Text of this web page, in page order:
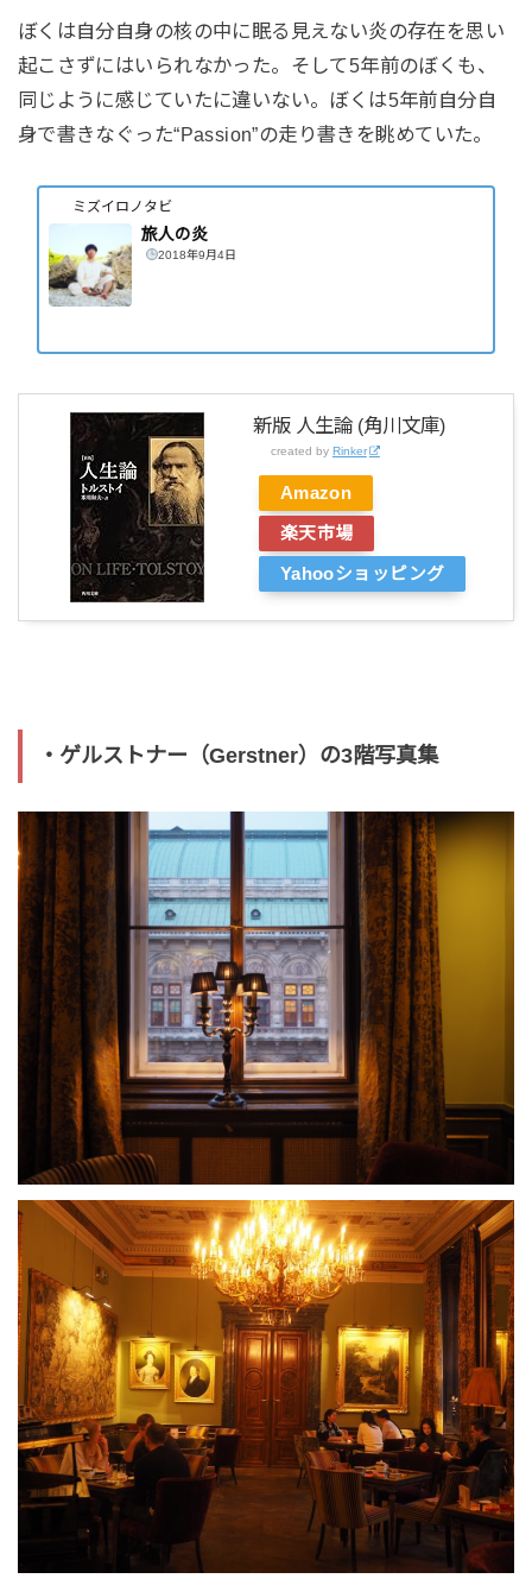
ぼくは自分自身の核の中に眠る見えない炎の存在を思い
起こさずにはいられなかった。そして5年前のぼくも、
同じように感じていたに違いない。ぼくは5年前自分自
身で書きなぐった“Passion”の走り書きを眺めていた。
ミズイロノタビ
旅人の炎
2018年9月4日
新版 人生論 (角川文庫)
created by Rinker
Amazon
楽天市場
Yahooショッピング
・ゲルストナー（Gerstner）の3階写真集